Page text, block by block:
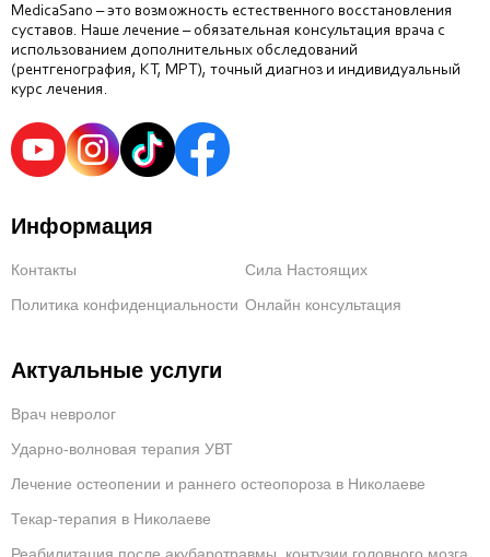
MedicaSano – это возможность естественного восстановления
суставов. Наше лечение – обязательная консультация врача с
использованием дополнительных обследований
(рентгенография, КТ, МРТ), точный диагноз и индивидуальный
курс лечения.
Информация
Контакты
Сила Настоящих
Политика конфиденциальности Онлайн консультация
Актуальные услуги
Врач невролог
Ударно-волновая терапия УВТ
Лечение остеопении и раннего остеопороза в Николаеве
Текар-терапия в Николаеве
Реабилитация после акубаротравмы, контузии головного мозга